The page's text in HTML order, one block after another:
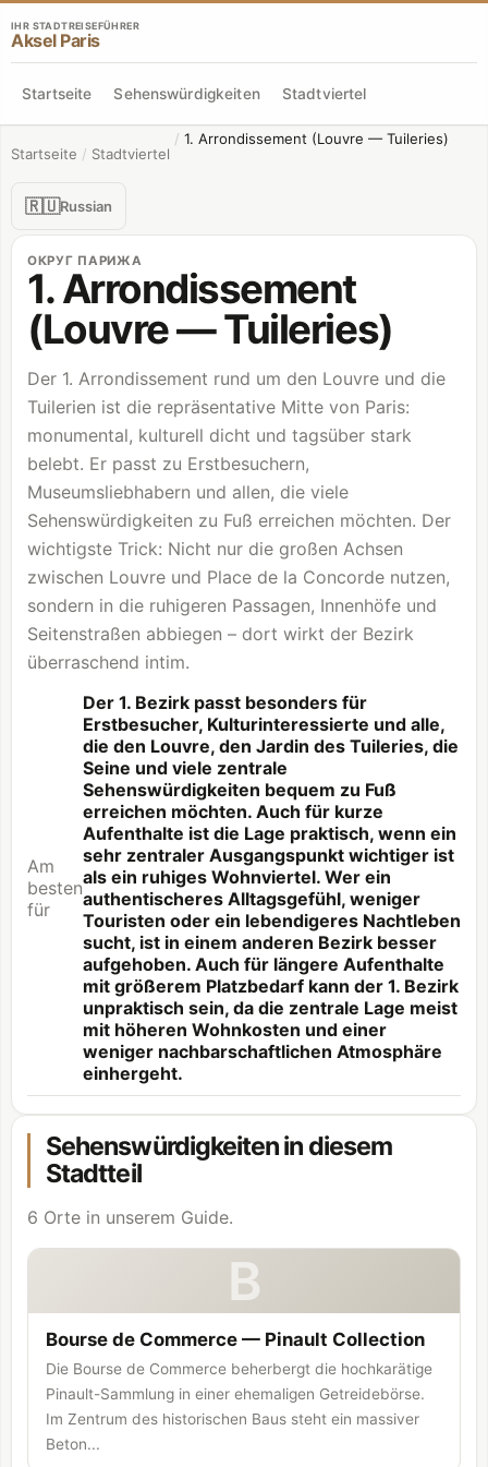
IHR STADTREISEFÜHRER
Aksel Paris
Startseite Sehenswürdigkeiten Stadtviertel
Startseite / Stadtviertel
/ 1. Arrondissement (Louvre — Tuileries)
🇷🇺Russian
ОКРУГ ПАРИЖА
1. Arrondissement
(Louvre — Tuileries)
Der 1. Arrondissement rund um den Louvre und die
Tuilerien ist die repräsentative Mitte von Paris:
monumental, kulturell dicht und tagsüber stark
belebt. Er passt zu Erstbesuchern,
Museumsliebhabern und allen, die viele
Sehenswürdigkeiten zu Fuß erreichen möchten. Der
wichtigste Trick: Nicht nur die großen Achsen
zwischen Louvre und Place de la Concorde nutzen,
sondern in die ruhigeren Passagen, Innenhöfe und
Seitenstraßen abbiegen – dort wirkt der Bezirk
überraschend intim.
Am
besten
für
Der 1. Bezirk passt besonders für
Erstbesucher, Kulturinteressierte und alle,
die den Louvre, den Jardin des Tuileries, die
Seine und viele zentrale
Sehenswürdigkeiten bequem zu Fuß
erreichen möchten. Auch für kurze
Aufenthalte ist die Lage praktisch, wenn ein
sehr zentraler Ausgangspunkt wichtiger ist
als ein ruhiges Wohnviertel. Wer ein
authentischeres Alltagsgefühl, weniger
Touristen oder ein lebendigeres Nachtleben
sucht, ist in einem anderen Bezirk besser
aufgehoben. Auch für längere Aufenthalte
mit größerem Platzbedarf kann der 1. Bezirk
unpraktisch sein, da die zentrale Lage meist
mit höheren Wohnkosten und einer
weniger nachbarschaftlichen Atmosphäre
einhergeht.
Sehenswürdigkeiten in diesem
Stadtteil
6 Orte in unserem Guide.
B
Bourse de Commerce — Pinault Collection
Die Bourse de Commerce beherbergt die hochkarätige
Pinault-Sammlung in einer ehemaligen Getreidebörse.
Im Zentrum des historischen Baus steht ein massiver
Beton...